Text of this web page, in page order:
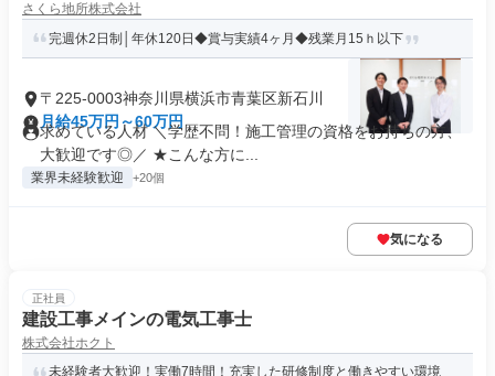
さくら地所株式会社
完週休2日制│年休120日◆賞与実績4ヶ月◆残業月15ｈ以下
〒225-0003神奈川県横浜市青葉区新石川
月給45万円～60万円
求めている人材 ＼学歴不問！施工管理の資格をお持ちの方、
大歓迎です◎／ ★こんな方に...
業界未経験歓迎 +20個
気になる
正社員
建設工事メインの電気工事士
株式会社ホクト
未経験者大歓迎！実働7時間！充実した研修制度と働きやすい環境